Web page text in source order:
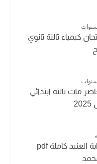
كيمياء تالتة ثانوي
ماث تالتة ابتدائي
تحميل رواية العنيد كاملة pdf